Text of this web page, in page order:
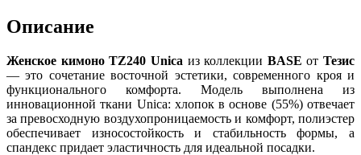
Описание
Женское кимоно TZ240 Unica из коллекции BASE от Тезис
— это сочетание восточной эстетики, современного кроя и
функционального комфорта. Модель выполнена из
инновационной ткани Unica: хлопок в основе (55%) отвечает
за превосходную воздухопроницаемость и комфорт, полиэстер
обеспечивает износостойкость и стабильность формы, а
спандекс придает эластичность для идеальной посадки.